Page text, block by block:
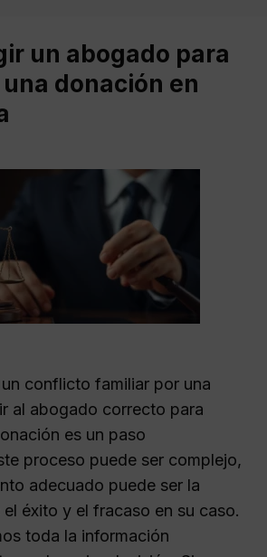
un abogado para
donación en
conflicto familiar por una
al abogado correcto para
es un paso
proceso puede ser complejo,
adecuado puede ser la
éxito y el fracaso en su caso.
toda la información